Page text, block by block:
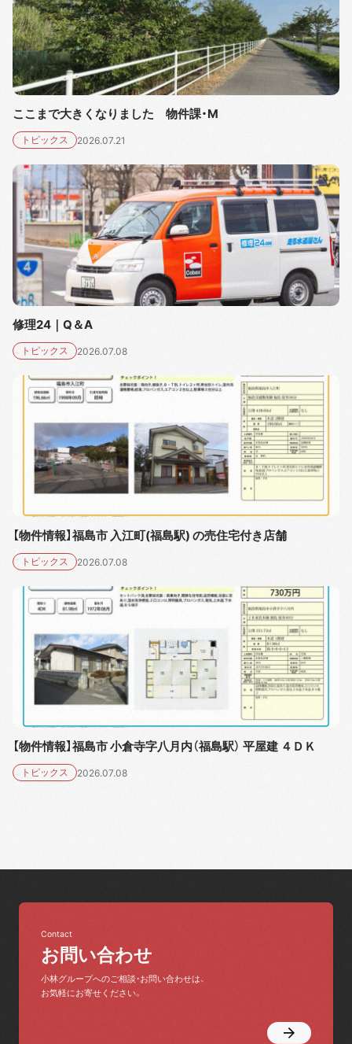
ここまで大きくなりました 物件課・M
トピックス 2026.07.21
修理24｜Q＆A
トピックス 2026.07.08
【物件情報】福島市 入江町(福島駅) の売住宅付き店舗
トピックス 2026.07.08
【物件情報】福島市 小倉寺字八月内（福島駅） 平屋建 ４ＤＫ
トピックス 2026.07.08
お問い合わせ
Contact
小林グループへのご相談・お問い合わせは、
お気軽にお寄せください。